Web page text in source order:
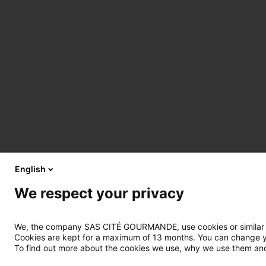
English
We respect your privacy
We, the company SAS CITÉ GOURMANDE, use cookies or
Cookies are kept for a maximum of 13 months. You can
To find out more about the cookies we use, why we use them